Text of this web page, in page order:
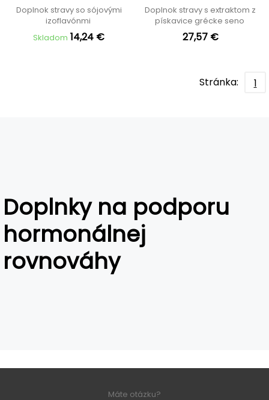
Doplnok stravy so sójovými
izoflavónmi
Skladom 14,24 €
Doplnok stravy s extraktom z
pískavice grécke seno
27,57 €
Stránka: 1
Doplnky na podporu
hormonálnej
rovnováhy
Máte otázku?